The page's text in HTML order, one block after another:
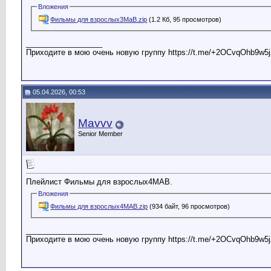
Вложения
Фильмы для взрослых3МаВ.zip (1.2 Кб, 95 просмотров)
Приходите в мою очень новую группу https://t.me/
05.04.2026, 00:53
Mavvv
Senior Member
Плейлист Фильмы для взрослых4МАВ.
Вложения
Фильмы для взрослых4МАВ.zip (934 байт, 96 просмотров)
Приходите в мою очень новую группу https://t.me/